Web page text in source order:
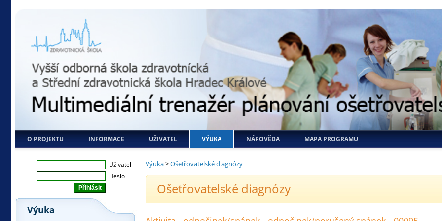
O PROJEKTU INFORMACE UŽIVATEL VÝUKA NÁPOVĚDA MAPA PROGRAMU
Uživatel
Heslo
Výuka
Výuka>Ošetřovatelské diagnózy
Ošetřovatelské diagnózy